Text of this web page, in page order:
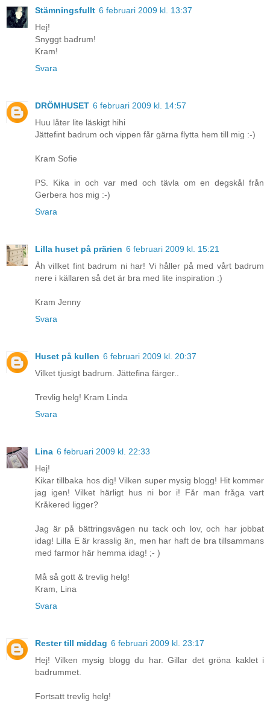
Stämningsfullt 6 februari 2009 kl. 13:37
Hej!
Snyggt badrum!
Kram!
Svara
DRÖMHUSET 6 februari 2009 kl. 14:57
Huu låter lite läskigt hihi
Jättefint badrum och vippen får gärna flytta hem till mig :-)
Kram Sofie
PS. Kika in och var med och tävla om en degskål från
Gerbera hos mig :-)
Svara
Lilla huset på prärien 6 februari 2009 kl. 15:21
Åh villket fint badrum ni har! Vi håller på med vårt badrum
nere i källaren så det är bra med lite inspiration :)
Kram Jenny
Svara
Huset på kullen 6 februari 2009 kl. 20:37
Vilket tjusigt badrum. Jättefina färger..
Trevlig helg! Kram Linda
Svara
Lina 6 februari 2009 kl. 22:33
Hej!
Kikar tillbaka hos dig! Vilken super mysig blogg! Hit kommer
jag igen! Vilket härligt hus ni bor i! Får man fråga vart
Kråkered ligger?
Jag är på bättringsvägen nu tack och lov, och har jobbat
idag! Lilla E är krasslig än, men har haft de bra tillsammans
med farmor här hemma idag! ;- )
Må så gott & trevlig helg!
Kram, Lina
Svara
Rester till middag 6 februari 2009 kl. 23:17
Hej! Vilken mysig blogg du har. Gillar det gröna kaklet i
badrummet.
Fortsatt trevlig helg!